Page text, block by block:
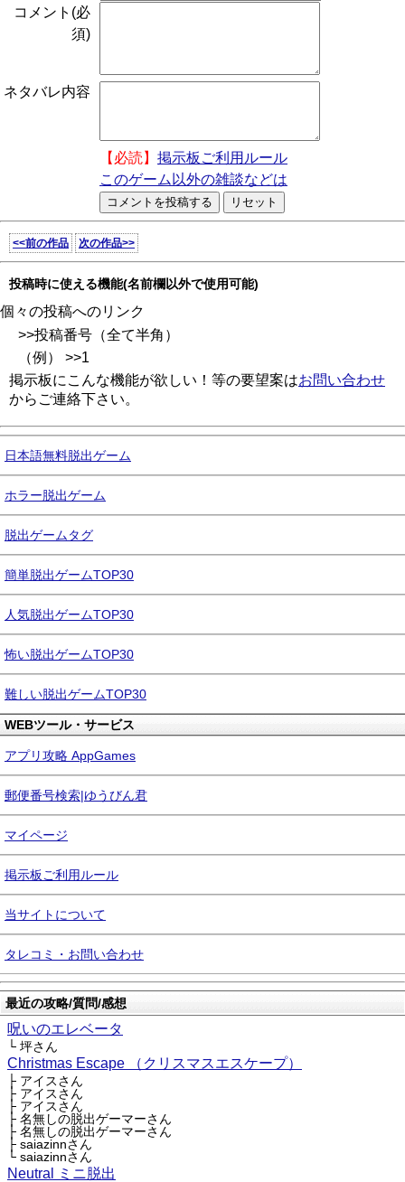
コメント(必
須)
ネタバレ内容
【必読】 掲示板ご利用ルール
このゲーム以外の雑談などは
<<前の作品 次の作品>>
投稿時に使える機能(名前欄以外で使用可能)
個々の投稿へのリンク
>>投稿番号（全て半角）
（例） >>1
掲示板にこんな機能が欲しい！等の要望案はお問い合わせ
からご連絡下さい。
日本語無料脱出ゲーム
ホラー脱出ゲーム
脱出ゲームタグ
簡単脱出ゲームTOP30
人気脱出ゲームTOP30
怖い脱出ゲームTOP30
難しい脱出ゲームTOP30
WEBツール・サービス
アプリ攻略 AppGames
郵便番号検索|ゆうびん君
マイページ
掲示板ご利用ルール
当サイトについて
タレコミ・お問い合わせ
最近の攻略/質問/感想
呪いのエレベータ
└ 坪さん
Christmas Escape （クリスマスエスケープ）
├ アイスさん
├ アイスさん
├ アイスさん
├ 名無しの脱出ゲーマーさん
├ 名無しの脱出ゲーマーさん
├ saiazinnさん
└ saiazinnさん
Neutral ミニ脱出